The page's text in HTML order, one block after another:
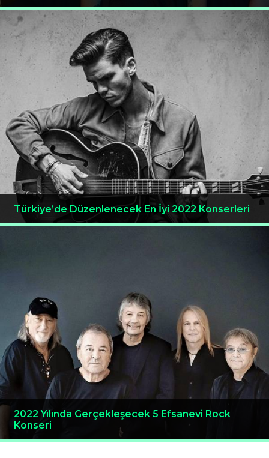
Türkiye’de Düzenlenecek En İyi 2022 Konserleri
2022 Yılında Gerçekleşecek 5 Efsanevi Rock
Konseri